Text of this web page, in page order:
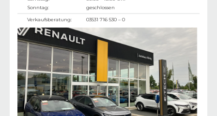
Sonntag:
geschlossen
Verkaufsberatung:
03531 716 530 – 0